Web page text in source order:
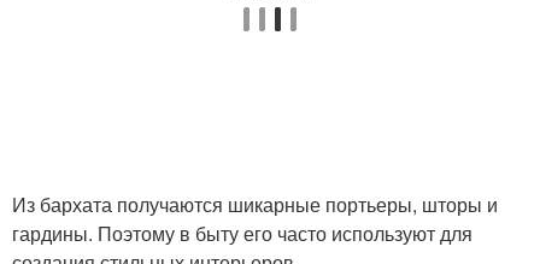
Из бархата получаются шикарные портьеры, шторы и
гардины. Поэтому в быту его часто используют для